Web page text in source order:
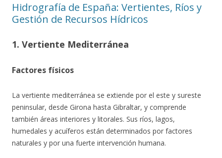
Hidrografía de España: Vertientes, Ríos y
Gestión de Recursos Hídricos
1. Vertiente Mediterránea
Factores físicos
La vertiente mediterránea se extiende por el este y sureste
peninsular, desde Girona hasta Gibraltar, y comprende
también áreas interiores y litorales. Sus ríos, lagos,
humedales y acuíferos están determinados por factores
naturales y por una fuerte intervención humana.